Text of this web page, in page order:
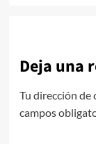
Deja una
Tu dirección de
campos